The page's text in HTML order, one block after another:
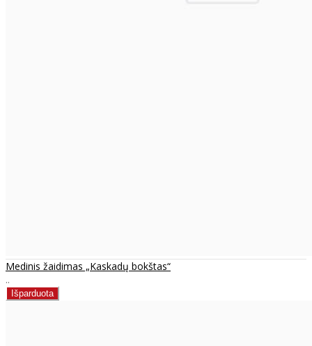
Medinis žaidimas „Kaskadų bokštas“
..